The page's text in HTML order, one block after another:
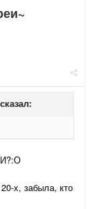
сказал:
х, забыла, кто